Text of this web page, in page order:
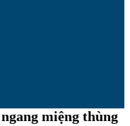
miệng thùng